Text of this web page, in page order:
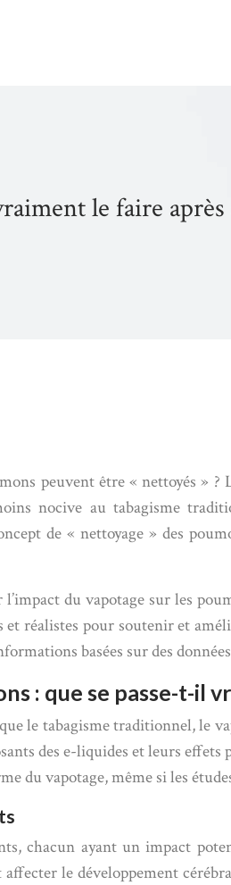
le faire
peuvent être « nettoyés »
nocive au tabagisme
de « nettoyage » des
du vapotage sur les
et réalistes pour soutenir et
basées sur des
: que se passe-t-il
le tabagisme traditionnel, le
des e-liquides et leurs
du vapotage, même si les
chacun ayant un impact
le développement